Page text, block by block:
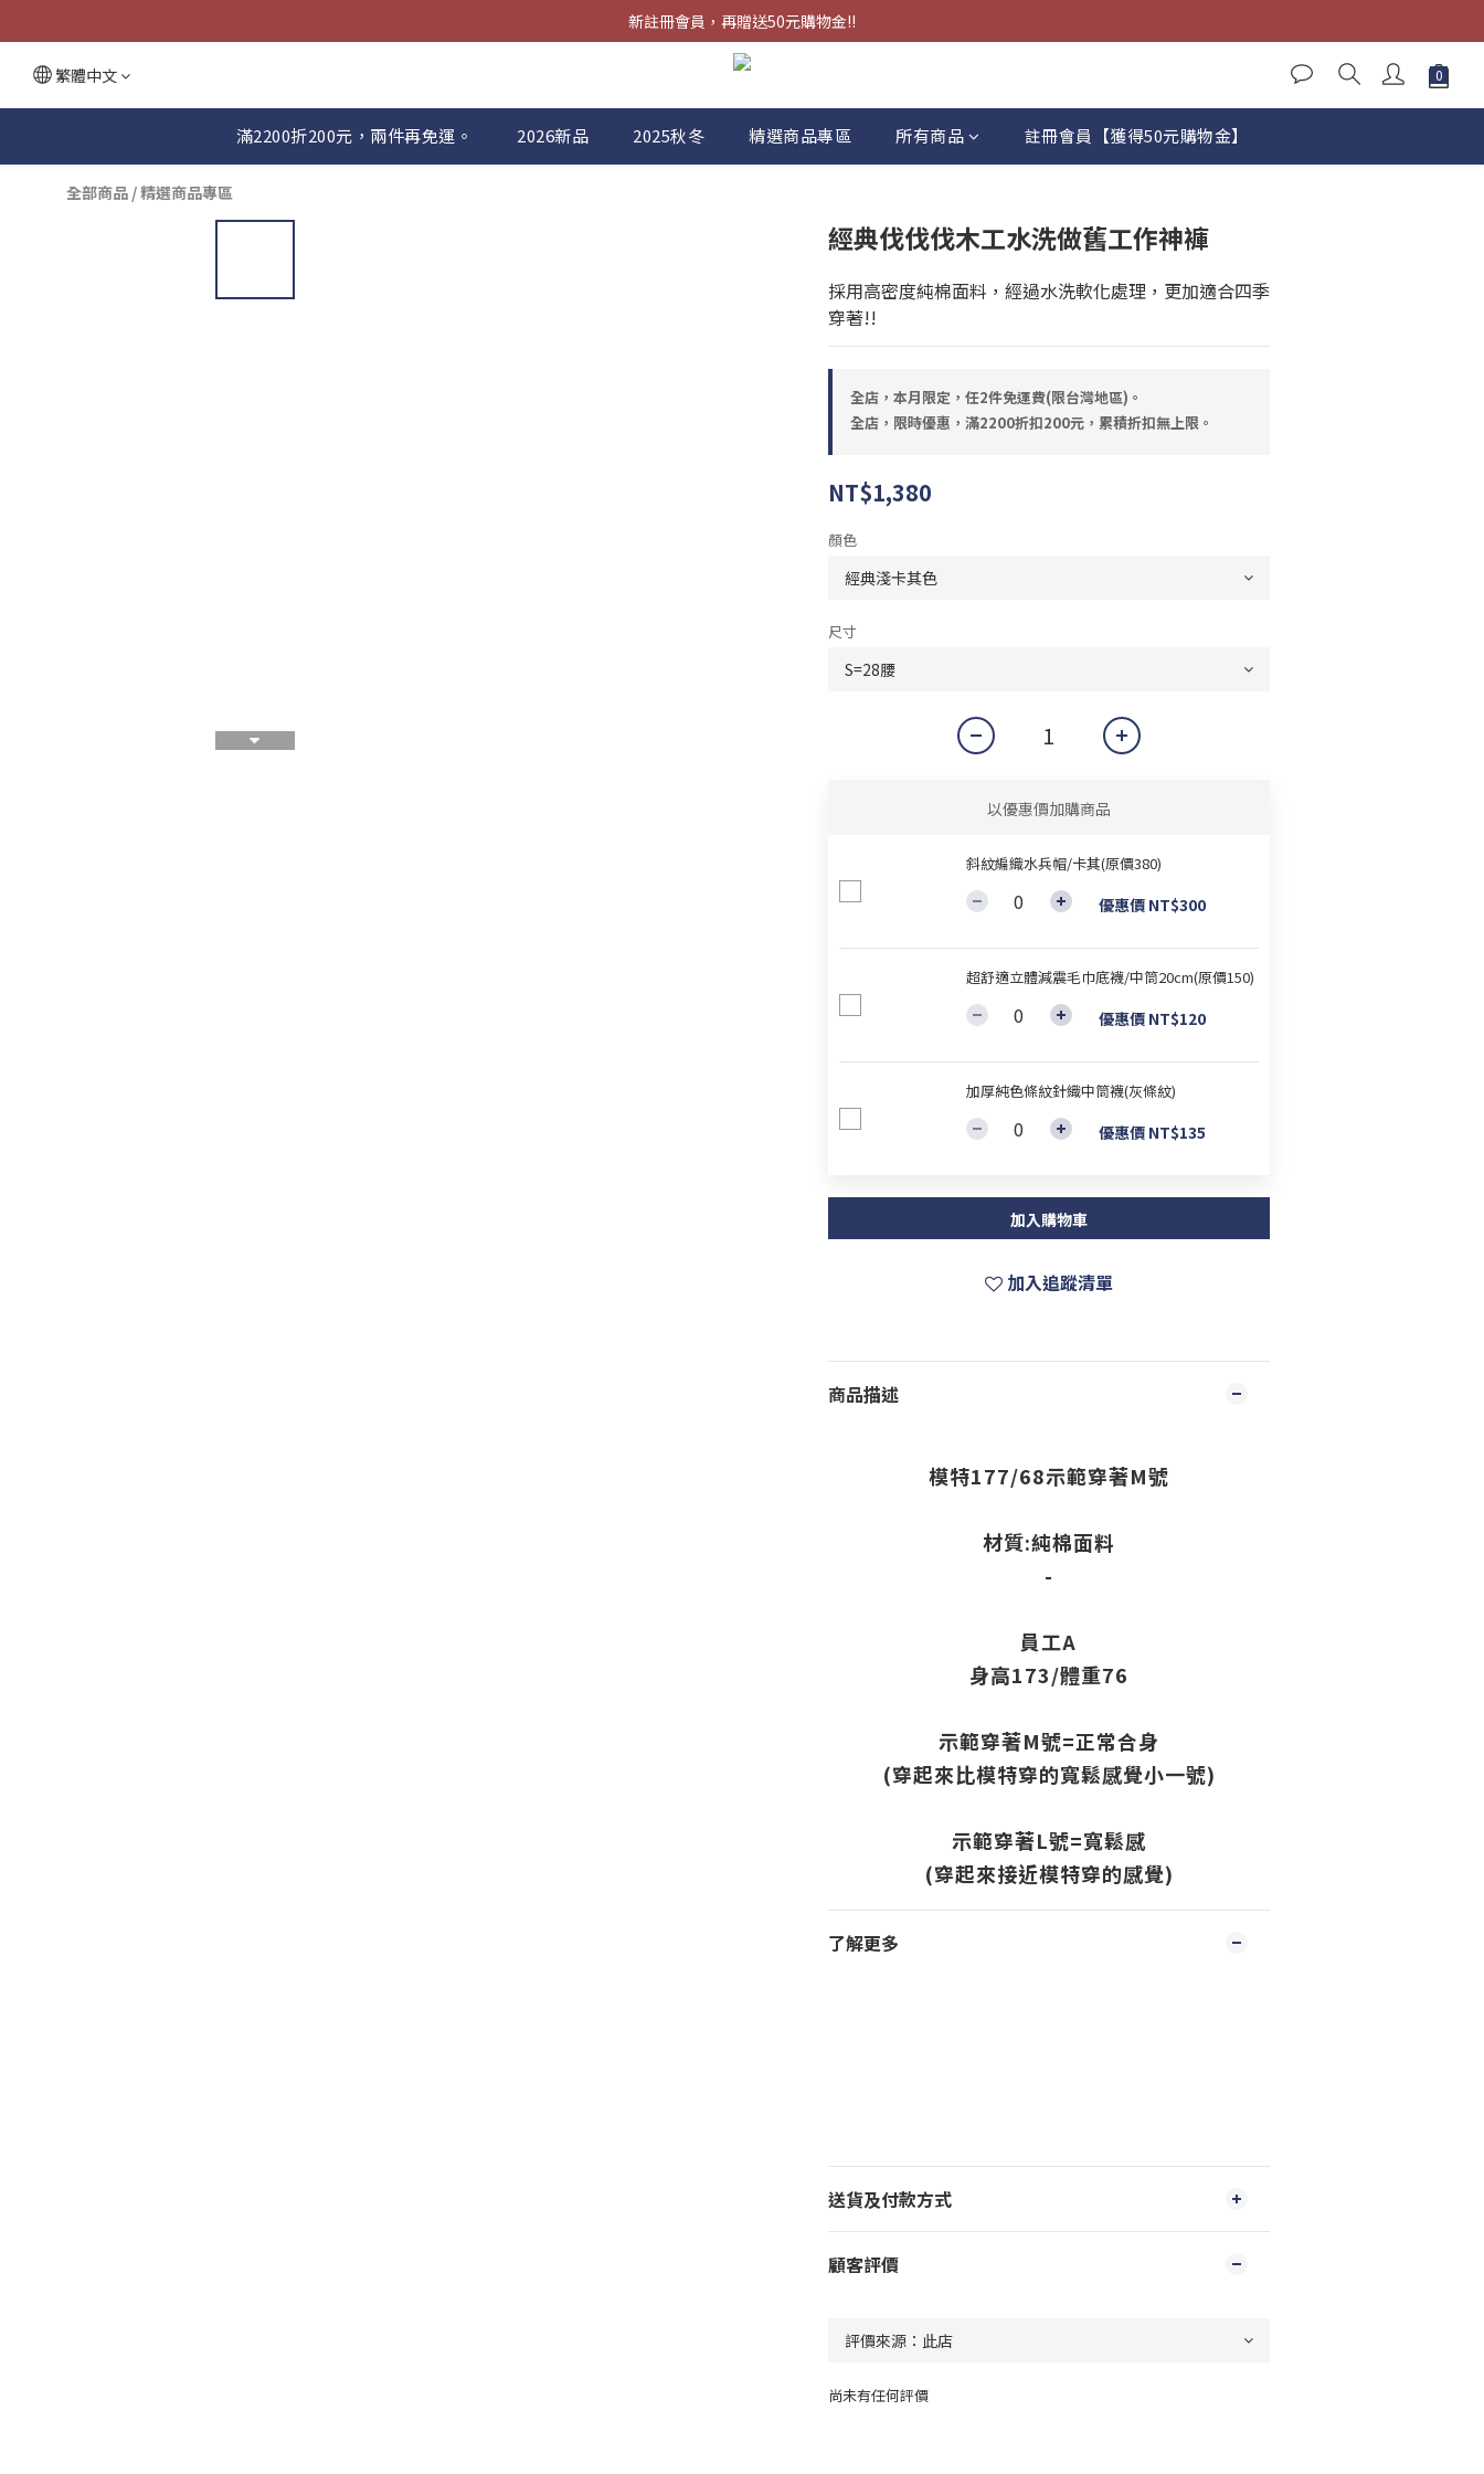
限時優惠，滿2200折扣200元，累積折扣無上限。
新註冊會員，再贈送50元購物金!!
限時優惠，滿2200折扣200元，累積折扣無上限。
繁體中文
滿2200折200元，兩件再免運。 2026新品 2025秋冬 精選商品專區 所有商品 註冊會員【獲得50元購物金】
全部商品 /精選商品專區
經典伐伐伐木工水洗做舊工作神褲
採用高密度純棉面料，經過水洗軟化處理，更加適合四季
穿著!!
全店，本月限定，任2件免運費(限台灣地區)。
全店，限時優惠，滿2200折扣200元，累積折扣無上限。
NT$1,380
顏色
尺寸
以優惠價加購商品
斜紋編織水兵帽/卡其(原價380)
優惠價 NT$300
超舒適立體減震毛巾底襪/中筒20cm(原價150)
優惠價 NT$120
加厚純色條紋針織中筒襪(灰條紋)
優惠價 NT$135
加入購物車
加入追蹤清單
商品描述
模特177/68示範穿著M號
材質:純棉面料
-
員工A
身高173/體重76
示範穿著M號=正常合身
(穿起來比模特穿的寬鬆感覺小一號)
示範穿著L號=寬鬆感
(穿起來接近模特穿的感覺)
了解更多
送貨及付款方式
顧客評價
尚未有任何評價